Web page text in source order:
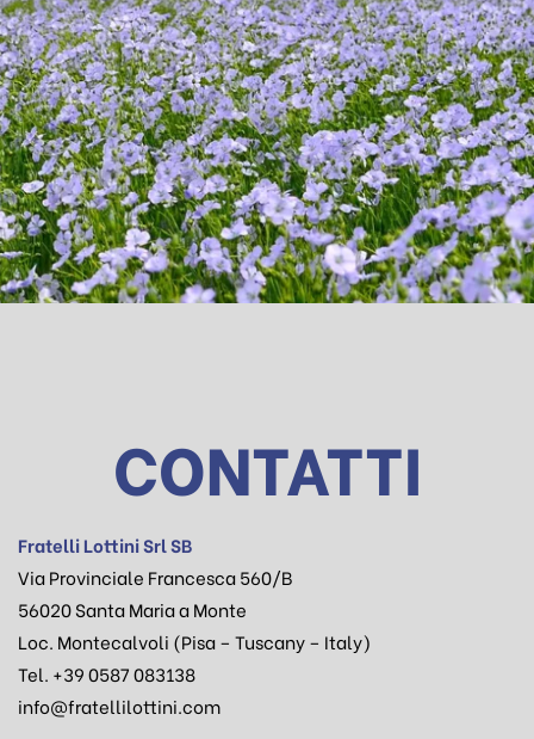
CONTATTI
Fratelli Lottini Srl SB
Via Provinciale Francesca 560/B
56020 Santa Maria a Monte
Loc. Montecalvoli (Pisa – Tuscany – Italy)
Tel. +39 0587 083138
info@fratellilottini.com